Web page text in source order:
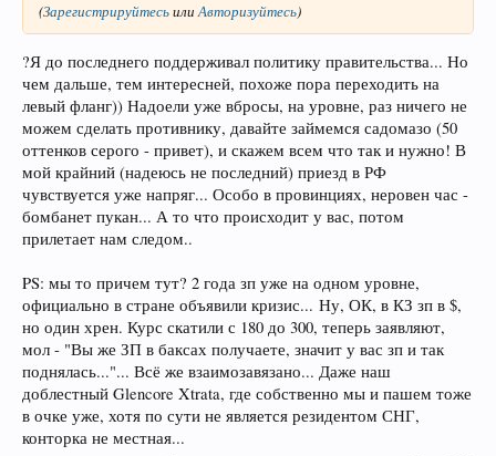
(ЗарегистрируйтесьилиАвторизуйтесь)
?Я до последнего поддерживал политику правительства... Но
чем дальше, тем интересней, похоже пора переходить на
левый фланг)) Надоели уже вбросы, на уровне, раз ничего не
можем сделать противнику, давайте займемся садомазо (50
оттенков серого - привет), и скажем всем что так и нужно! В
мой крайний (надеюсь не последний) приезд в РФ
чувствуется уже напряг... Особо в провинциях, неровен час -
бомбанет пукан... А то что происходит у вас, потом
прилетает нам следом..
PS: мы то причем тут? 2 года зп уже на одном уровне,
официально в стране объявили кризис... Ну, ОК, в КЗ зп в $,
но один хрен. Курс скатили с 180 до 300, теперь заявляют,
мол - "Вы же ЗП в баксах получаете, значит у вас зп и так
поднялась..."... Всё же взаимозавязано... Даже наш
доблестный Glencore Xtrata, где собственно мы и пашем тоже
в очке уже, хотя по сути не является резидентом СНГ,
конторка не местная...